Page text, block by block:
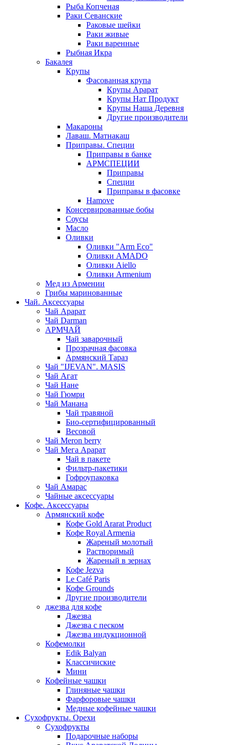
Рыба Копченая
Раки Севанские
Раковые шейки
Раки живые
Раки варенные
Рыбная Икра
Бакалея
Крупы
Фасованная крупа
Крупы Арарат
Крупы Нат Продукт
Крупы Наша Деревня
Другие производители
Макароны
Лаваш. Матнакаш
Приправы. Специи
Приправы в банке
АРМСПЕЦИИ
Приправы
Специи
Приправы в фасовке
Hamove
Консервированные бобы
Соусы
Масло
Оливки
Оливки "Arm Eco"
Оливки AMADO
Оливки Aiello
Оливки Armenium
Мед из Армении
Грибы маринованные
Чай. Аксессуары
Чай Арарат
Чай Darman
АРМЧАЙ
Чай заварочный
Прозрачная фасовка
Армянский Тараз
Чай "IJEVAN". MASIS
Чай Агат
Чай Нане
Чай Гюмри
Чай Манана
Чай травяной
Био-сертифицированный
Весовой
Чай Meron berry
Чай Мега Арарат
Чай в пакете
Фильтр-пакетики
Гофроупаковка
Чай Амарас
Чайные аксессуары
Кофе. Аксессуары
Армянский кофе
Кофе Gold Ararat Product
Кофе Royal Armenia
Жареный молотый
Растворимый
Жареный в зернах
Кофе Jezva
Le Café Paris
Кофе Grounds
Другие производители
джезва для кофе
Джезва
Джезва с песком
Джезва индукционной
Кофемолки
Edik Balyan
Классичиские
Мини
Кофейные чашки
Глиняные чашки
Фарфоровые чашки
Медные кофейные чашки
Сухофрукты. Орехи
Сухофрукты
Подарочные наборы